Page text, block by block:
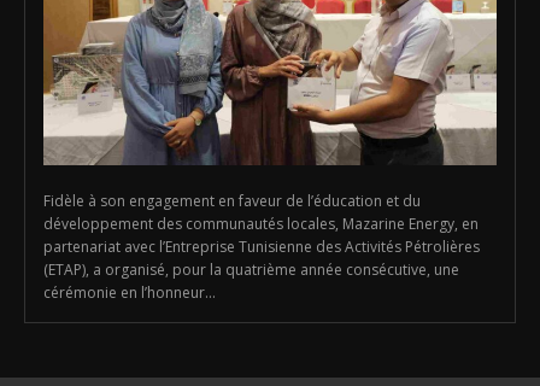
Fidèle à son engagement en faveur de l’éducation et du
développement des communautés locales, Mazarine Energy, en
partenariat avec l’Entreprise Tunisienne des Activités Pétrolières
(ETAP), a organisé, pour la quatrième année consécutive, une
cérémonie en l’honneur...